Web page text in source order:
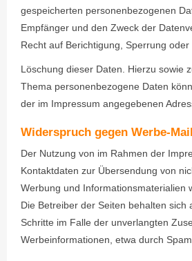
gespeicherten personenbezogenen
Empfänger und den Zweck der
Recht auf Berichtigung, Sperrung oder
Löschung dieser Daten. Hierzu sowie
Thema personenbezogene Daten
der im Impressum angegebenen
Widerspruch gegen Werbe-
Der Nutzung von im Rahmen der
Kontaktdaten zur Übersendung von
Werbung und Informationsmaterialien
Die Betreiber der Seiten behalten sich
Schritte im Falle der unverlangten
Werbeinformationen, etwa durch